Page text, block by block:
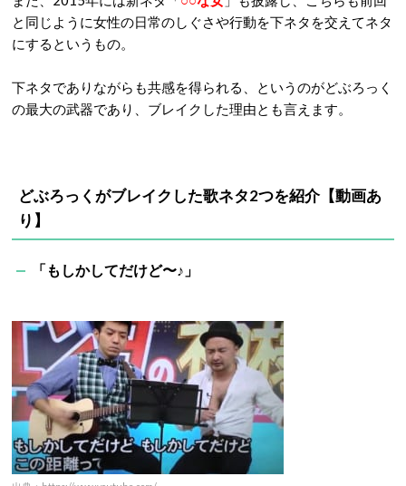
と同じように女性の日常のしぐさや行動を下ネタを交えてネタ
にするというもの。
下ネタでありながらも共感を得られる、というのがどぶろっく
の最大の武器であり、ブレイクした理由とも言えます。
どぶろっくがブレイクした歌ネタ2つを紹介【動画あ
り】
「もしかしてだけど〜♪」